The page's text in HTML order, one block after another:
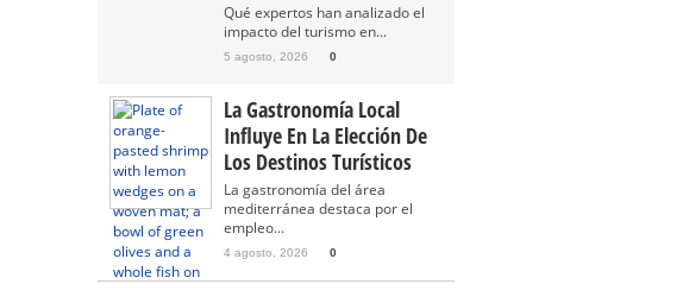
Qué expertos han analizado el
impacto del turismo en...
5 agosto, 2026 0
La Gastronomía Local
Influye En La Elección De
Los Destinos Turísticos
La gastronomía del área
mediterránea destaca por el
empleo...
4 agosto, 2026 0